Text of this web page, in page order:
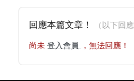
回應本篇文章！ （以下回
尚未 登入會員 ，無法回應！